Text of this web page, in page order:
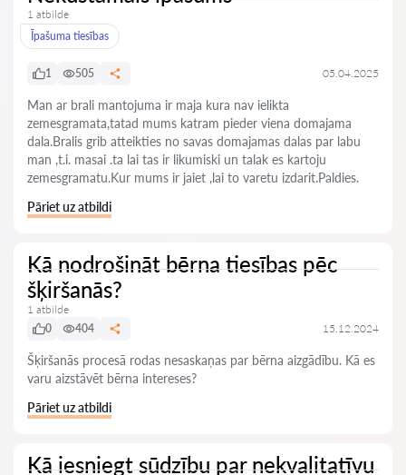
1 atbilde
Īpašuma tiesības
1 505 05.04.2025
Man ar brali mantojuma ir maja kura nav ielikta
zemesgramata,tatad mums katram pieder viena domajama
dala.Bralis grib atteikties no savas domajamas dalas par labu
man ,t.i. masai .ta lai tas ir likumiski un talak es kartoju
zemesgramatu.Kur mums ir jaiet ,lai to varetu izdarit.Paldies.
Pāriet uz atbildi
Kā nodrošināt bērna tiesības pēc
šķiršanās?
1 atbilde
0
404 15.12.2024
Šķiršanās procesā rodas nesaskaņas par bērna aizgādību. Kā es
varu aizstāvēt bērna intereses?
Pāriet uz atbildi
Kā iesniegt sūdzību par nekvalitatīvu